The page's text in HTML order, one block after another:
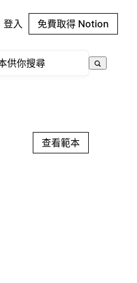
登入 免費取得 Notion
查看範本